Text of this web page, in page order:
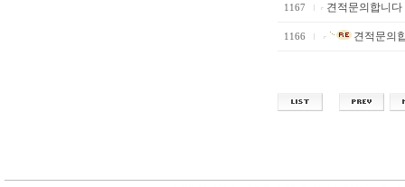
1167 견적문의합니다
1166 견적문의